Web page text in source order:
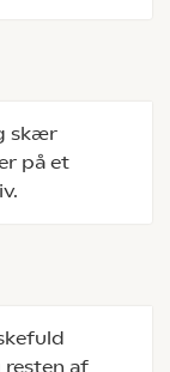
skær
på et
af